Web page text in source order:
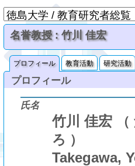
名誉教授 : 竹川 佳宏
プロフィール 教育活動 研究活動
プロフィール
氏名
竹川 佳宏
ろ ）
Takegawa,